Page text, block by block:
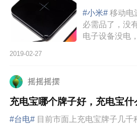
#小米# 移动电
必需品了，没
电子设备没电
品质也各有不
2019-02-27
摇摇摇摆
充电宝哪个牌子好，充电宝什
#台电# 目前市面上充电宝牌子几